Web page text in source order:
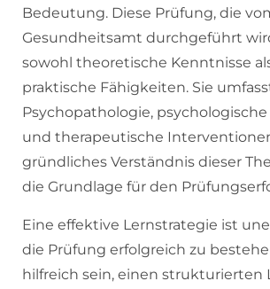
Bedeutung. Diese Prüfung, die
Gesundheitsamt durchgeführt
sowohl theoretische Kenntnisse
praktische Fähigkeiten. Sie
Psychopathologie,
und therapeutische
gründliches Verständnis dieser
die Grundlage für den
Eine effektive Lernstrategie ist
die Prüfung erfolgreich zu
hilfreich sein, einen strukturierten